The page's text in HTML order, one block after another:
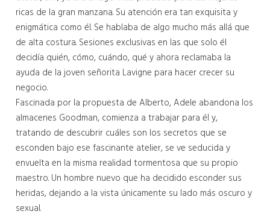
ricas de la gran manzana. Su atención era tan exquisita y
enigmática como él. Se hablaba de algo mucho más allá que
de alta costura. Sesiones exclusivas en las que solo él
decidía quién, cómo, cuándo, qué y ahora reclamaba la
ayuda de la joven señorita Lavigne para hacer crecer su
negocio.
Fascinada por la propuesta de Alberto, Adele abandona los
almacenes Goodman, comienza a trabajar para él y,
tratando de descubrir cuáles son los secretos que se
esconden bajo ese fascinante atelier, se ve seducida y
envuelta en la misma realidad tormentosa que su propio
maestro. Un hombre nuevo que ha decidido esconder sus
heridas, dejando a la vista únicamente su lado más oscuro y
sexual.